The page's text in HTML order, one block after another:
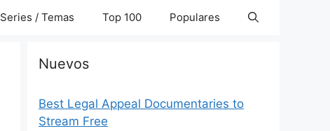
Series / Temas Top 100 Populares
Nuevos
Best Legal Appeal Documentaries to
Stream Free